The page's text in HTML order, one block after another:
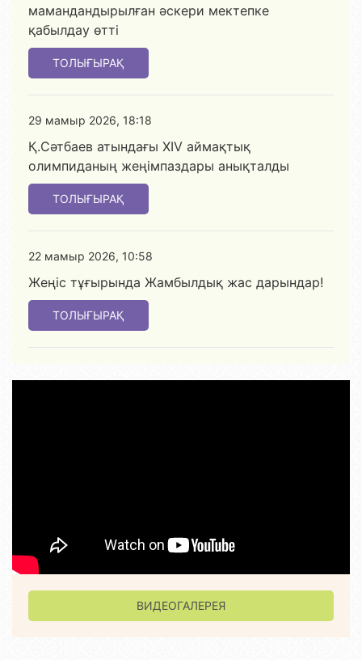
мамандандырылған әскери мектепке
қабылдау өтті
ТОЛЫҒЫРАҚ
29 мамыр 2026, 18:18
Қ.Сәтбаев атындағы XIV аймақтық
олимпиданың жеңімпаздары анықталды
ТОЛЫҒЫРАҚ
22 мамыр 2026, 10:58
Жеңіс тұғырында Жамбылдық жас дарындар!
ТОЛЫҒЫРАҚ
ВИДЕОГАЛЕРЕЯ